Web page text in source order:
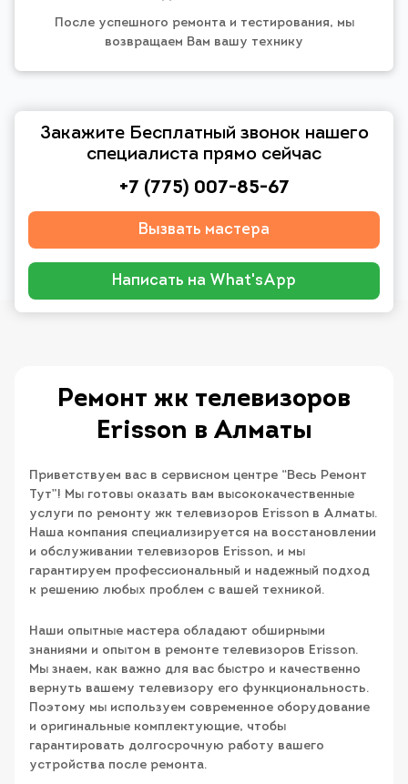
После успешного ремонта и тестирования, мы
возвращаем Вам вашу технику
Закажите Бесплатный звонок нашего
специалиста прямо сейчас
+7 (775) 007-85-67
Вызвать мастера
Написать на What'sApp
Ремонт жк телевизоров
Erisson в Алматы
Приветствуем вас в сервисном центре “Весь Ремонт
Тут”! Мы готовы оказать вам высококачественные
услуги по ремонту жк телевизоров Erisson в Алматы.
Наша компания специализируется на восстановлении
и обслуживании телевизоров Erisson, и мы
гарантируем профессиональный и надежный подход
к решению любых проблем с вашей техникой.
Наши опытные мастера обладают обширными
знаниями и опытом в ремонте телевизоров Erisson.
Мы знаем, как важно для вас быстро и качественно
вернуть вашему телевизору его функциональность.
Поэтому мы используем современное оборудование
и оригинальные комплектующие, чтобы
гарантировать долгосрочную работу вашего
устройства после ремонта.